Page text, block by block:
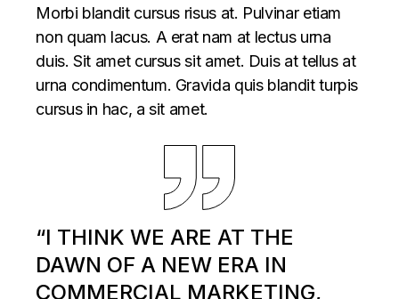
Morbi blandit cursus risus at. Pulvinar etiam
non quam lacus. A erat nam at lectus urna
duis. Sit amet cursus sit amet. Duis at tellus at
urna condimentum. Gravida quis blandit turpis
cursus in hac, a sit amet.
“I THINK WE ARE AT THE
DAWN OF A NEW ERA IN
COMMERCIAL MARKETING,